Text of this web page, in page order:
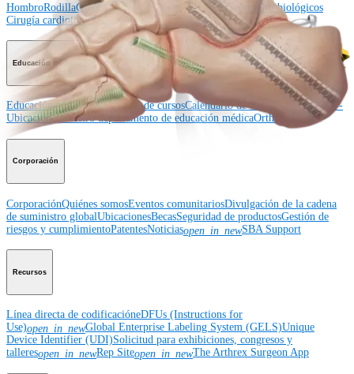
HombroRodillaCodoMano y muñeca Pie y tobilloCadera
Ortobiológicos
Cirugía cardiotorácica Columna vertebralImagen y resección
Educación médica
Educación médicaDescripción de cursosCalendario de cursos
ArthroLab™ -
UbicacionesNuestro departamento de educación médicaOrthoPedia
Corporación
CorporaciónQuiénes somosEventos comunitariosDivulgación de la cadena
de suministro globalUbicacionesBecasSeguridad de productosGestión de
riesgos y cumplimientoPatentesNoticiasopen_in_newSBA Support
Recursos
Línea directa de codificacióneDFUs (Instructions for
Use)open_in_newGlobal Enterprise Labeling System (GELS)Unique
Device Identifier (UDI)Solicitud para exhibiciones, congresos y
talleresopen_in_newRep Siteopen_in_newThe Arthrex Surgeon App